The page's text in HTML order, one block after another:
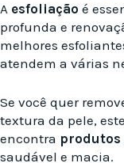
A esfoliação é
profunda e
melhores
atendem a várias
Se você quer
textura da pele,
encontra produtos
saudável e macia.